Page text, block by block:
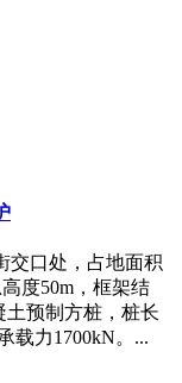
交口处，占地面积
度50m，框架结
土预制方桩，桩长
载力1700kN。...